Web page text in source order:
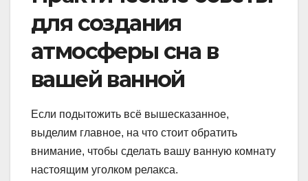
для создания
атмосферы сна в
вашей ванной
Если подытожить всё вышесказанное,
выделим главное, на что стоит обратить
внимание, чтобы сделать вашу ванную комнату
настоящим уголком релакса.